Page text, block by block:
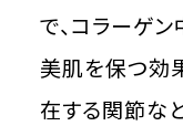
で、コラーゲ
美肌を保つ効
在する関節な